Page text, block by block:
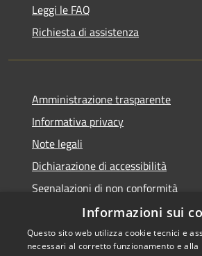
Leggi le FAQ
Richiesta di assistenza
Amministrazione trasparente
Informativa privacy
Note legali
Dichiarazione di accessibilità
Segnalazioni di non conformità
Informazioni sui
Questo sito web utilizza cookie tecnici e
necessari al corretto funzionamento e alla